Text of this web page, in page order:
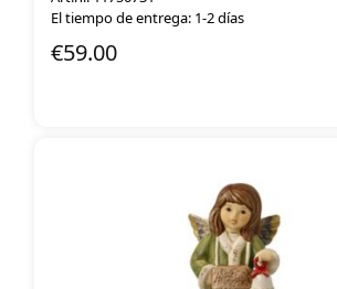
El tiempo de entrega: 1-2 días
€59.00